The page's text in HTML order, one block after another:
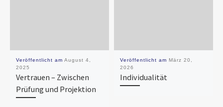
Veröffentlicht am August 4,
2025
Vertrauen – Zwischen
Prüfung und Projektion
Veröffentlicht am März 20,
2026
Individualität